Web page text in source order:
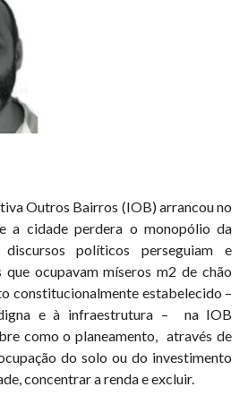
Outros Bairros (IOB) arrancou no
a cidade perdera o monopólio da
discursos políticos perseguiam e
ocupavam míseros m2 de chão
constitucionalmente estabelecido –
e à infraestrutura –
na IOB
como o planeamento, através de
do solo ou do investimento
concentrar a renda e excluir.